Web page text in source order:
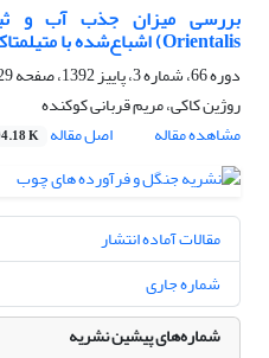
Orientalis) اشباع‌شده با متیل‏متاکریلات
دوره 66، شماره 3، پاییز 1392، صفحه
روژین کاکی، مریم قربانی کوکنده
مشاهده مقاله
اصل مقاله K
مقالات آماده انتشار
شماره جاری
شماره‌های پیشین نشریه